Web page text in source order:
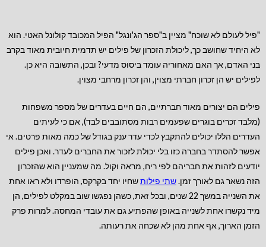
"פיל לעולם לא שוכח" מציין ב"ספר הג'ונגל" הפיל המכובד קולונל האטי. הוא
לא היחיד שחושב כך, ליכולת הזכרון של פילים יש תדמית חיובית מאוד בקרב
בני האדם, אך האם מאחוריה עומד ביסוס מדעי? ובכן, התשובה היא כן.
לפילים יש הן זכרון חברתי מצוין, והן זכרון מרחבי מצוין.
פילים הם יצורים מאוד חברתיים, הם חיים בעדרים של מספר משפחות
(מלבד זכרים בוגרים שפעמים רבות מסתובבים לבד), אם כי לעיתים
העדרים הללו יכולים להתקבץ לכדי עדר ענק בגודל של כמה מאות פרטים. אי
אפשר להסתדר בחברה כזו בלי יכולת לזכור את החברים לעדר. ואכן פילים
יודעים לזהות את חבריהם לפי ריח, מראה וקול. מה שמעניין הוא שהזכרון
הזה נשאר גם לאורך זמן.שתי פילותשחיו יחד בקרקס, הופרדו ולא ראו אחת
את השנייה במשך 22 שנים, ובכל זאת, כשהן נפגשו שוב במקלט לפילים, הן
מיד נקשרו אחת לשנייה באופן שהפתיע גם את עובדי המחסה. למרות פרק
הזמן הארוך, אף אחת מהן לא שכחה את רעותה.